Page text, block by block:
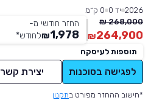
2026 יד 0
0 ק״מ
268,000 ₪
264,900
₪
החזר חודשי מ-
1,978
₪לחודש*
תוספות לעיסקה
לפגישה בסוכנות יצירת קשר
*חישוב ההחזר מפורט בתקנון